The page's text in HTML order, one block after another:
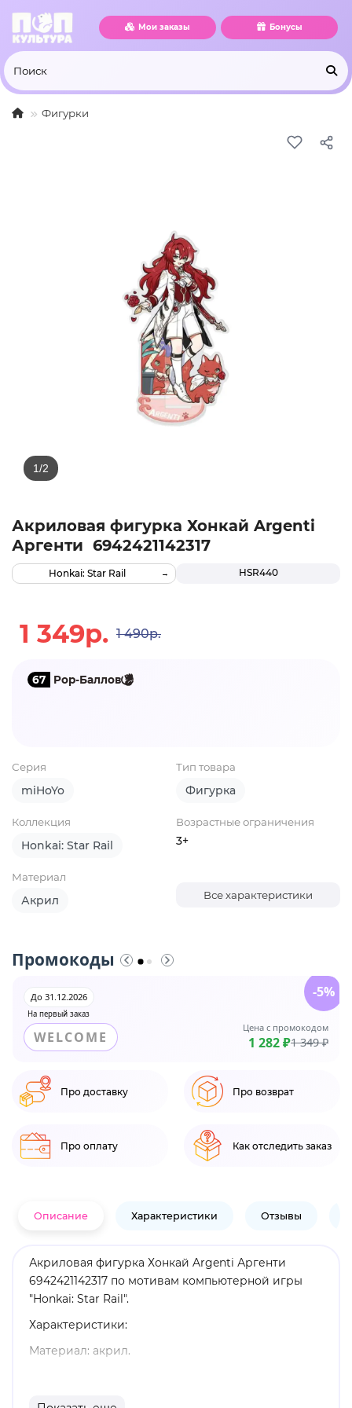
Мои заказы Бонусы
Фигурки
Акриловая фигурка Хонкай Argenti
Аргенти 6942421142317
HSR440
Honkai: Star Rail
1 349р. 1 490р.
67 Pop-Баллов
Серия
miHoYo
Тип товара
Фигурка
Коллекция
Honkai: Star Rail
Возрастные ограничения
3+
Материал
Акрил Все характеристики
Промокоды
На первый заказ
До 31.12.2026
WELCOME
Цена с промокодом
1 282 ₽1 349 ₽
-5%
Про доставку Про возврат
Про оплату Как отследить заказ
Описание Характеристики Отзывы
Акриловая фигурка Хонкай Argenti Аргенти
6942421142317 по мотивам компьютерной игры
"Honkai: Star Rail".
Характеристики:
Материал: акрил.
Оригинальный и официально лицензированный